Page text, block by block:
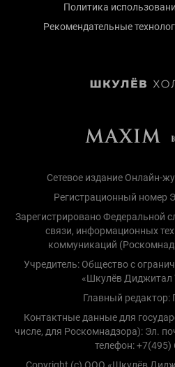
Политика
Рекомендательные
Сетевое издание Онлайн-
Регистрационный номер
Зарегистрировано Федеральной
связи, информационных
коммуникаций
Учредитель: Общество с
«Шкулёв Диджитал
Главный редактор:
Контактные данные для
числе, для Роскомнадзора): Эл.
телефон: +7(495)